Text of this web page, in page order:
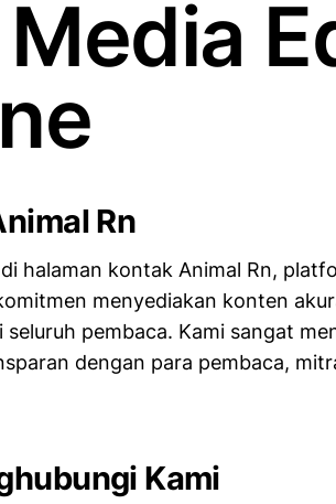
Rn
halaman kontak Animal Rn,
menyediakan konten
pembaca. Kami sangat
dengan para pembaca,
Kami